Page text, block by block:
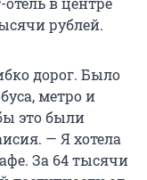
рублей.
дорог. Было
метро и
это были
— Я хотела
За 64 тысячи